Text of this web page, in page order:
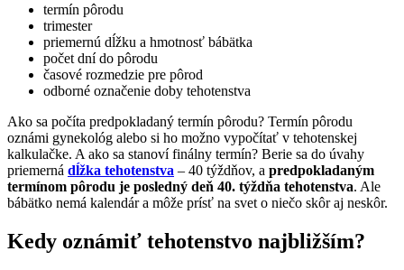
termín pôrodu
trimester
priemernú dĺžku a hmotnosť bábätka
počet dní do pôrodu
časové rozmedzie pre pôrod
odborné označenie doby tehotenstva
Ako sa počíta predpokladaný termín pôrodu? Termín pôrodu
oznámi gynekológ alebo si ho možno vypočítať v tehotenskej
kalkulačke. A ako sa stanoví finálny termín? Berie sa do úvahy
priemerná dĺžka tehotenstva – 40 týždňov, a predpokladaným
termínom pôrodu je posledný deň 40. týždňa tehotenstva. Ale
bábätko nemá kalendár a môže prísť na svet o niečo skôr aj neskôr.
Kedy oznámiť tehotenstvo najbližším?